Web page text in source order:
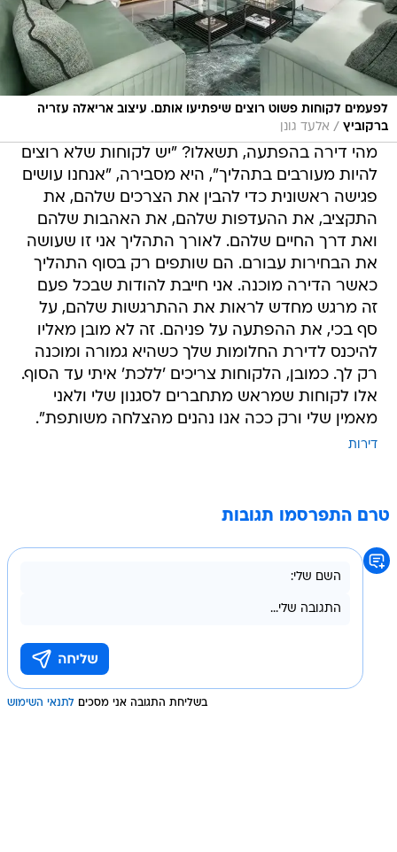
לפעמים לקוחות פשוט רוצים שיפתיעו אותם. עיצוב אריאלה עזריה
ברקוביץ / אלעד גונן
מהי דירה בהפתעה, תשאלו? "יש לקוחות שלא רוצים
להיות מעורבים בתהליך", היא מסבירה, "אנחנו עושים
פגישה ראשונית כדי להבין את הצרכים שלהם, את
התקציב, את ההעדפות שלהם, את האהבות שלהם
ואת דרך החיים שלהם. לאורך התהליך אני זו שעושה
את הבחירות עבורם. הם שותפים רק בסוף התהליך
כאשר הדירה מוכנה. אני חייבת להודות שבכל פעם
זה מרגש מחדש לראות את ההתרגשות שלהם, על
סף בכי, את ההפתעה על פניהם. זה לא מובן מאליו
להיכנס לדירת החלומות שלך כשהיא גמורה ומוכנה
רק לך. כמובן, הלקוחות צריכים 'ללכת' איתי עד הסוף.
אלו לקוחות שמראש מתחברים לסגנון שלי ולאני
מאמין שלי ורק ככה אנו נהנים מהצלחה משותפת".
דירות
טרם התפרסמו תגובות
בשליחת התגובה אני מסכים לתנאי השימוש